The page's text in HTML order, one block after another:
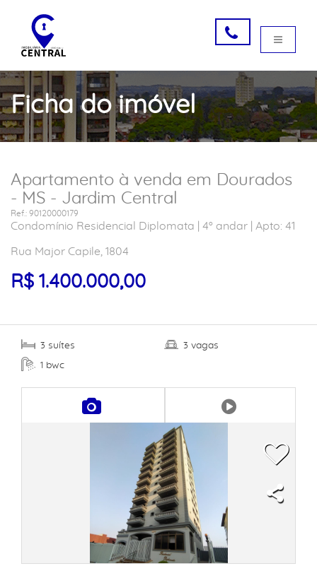
Ficha do imóvel
Apartamento à venda em Dourados
- MS - Jardim Central
Ref.: 90120000179
Condomínio Residencial Diplomata | 4º andar | Apto: 41
Rua Major Capile, 1804
R$ 1.400.000,00
3 suítes
1 bwc
3 vagas